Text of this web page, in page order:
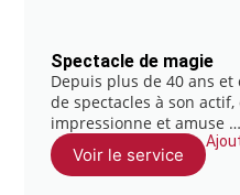
Spectacle de magie
Depuis plus de 40 ans
de spectacles à son
impressionne et amuse …
Voir le service